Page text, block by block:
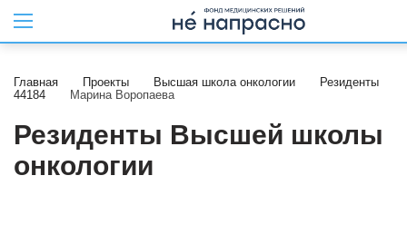
Главная Проекты Высшая школа онкологии
Резиденты
44184
Марина Воропаева
Резиденты Высшей школы
онкологии